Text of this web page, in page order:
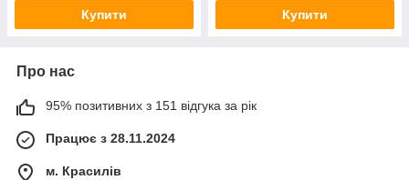
Купити Купити
Про нас
95% позитивних з 151 відгука за рік
Працює з 28.11.2024
м. Красилів